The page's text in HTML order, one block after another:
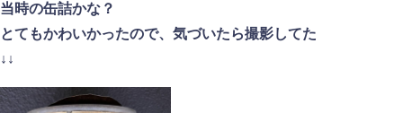
当時の缶詰かな？
とてもかわいかったので、気づいたら撮影してた
↓↓